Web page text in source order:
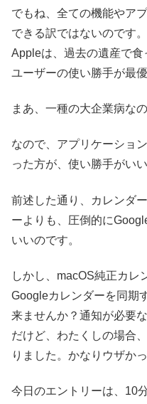
でもね、全ての機能やア
できる訳ではないのです
Appleは、過去の遺産で食
ユーザーの使い勝手が最
まあ、一種の大企業病なの
なので、アプリケーショ
った方が、使い勝手がい
前述した通り、カレンダ
ーよりも、圧倒的に
いいのです。
しかし、macOS純正カレ
Googleカレンダーを同期
来ませんか？通知が必要
だけど、わたくしの場合
りました。かなりウザか
今日のエントリーは、10